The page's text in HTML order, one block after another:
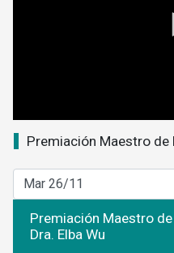
seconds
of
seconds
Premiación Maestro de
Premiación Maestro
Dra. Elba Wu